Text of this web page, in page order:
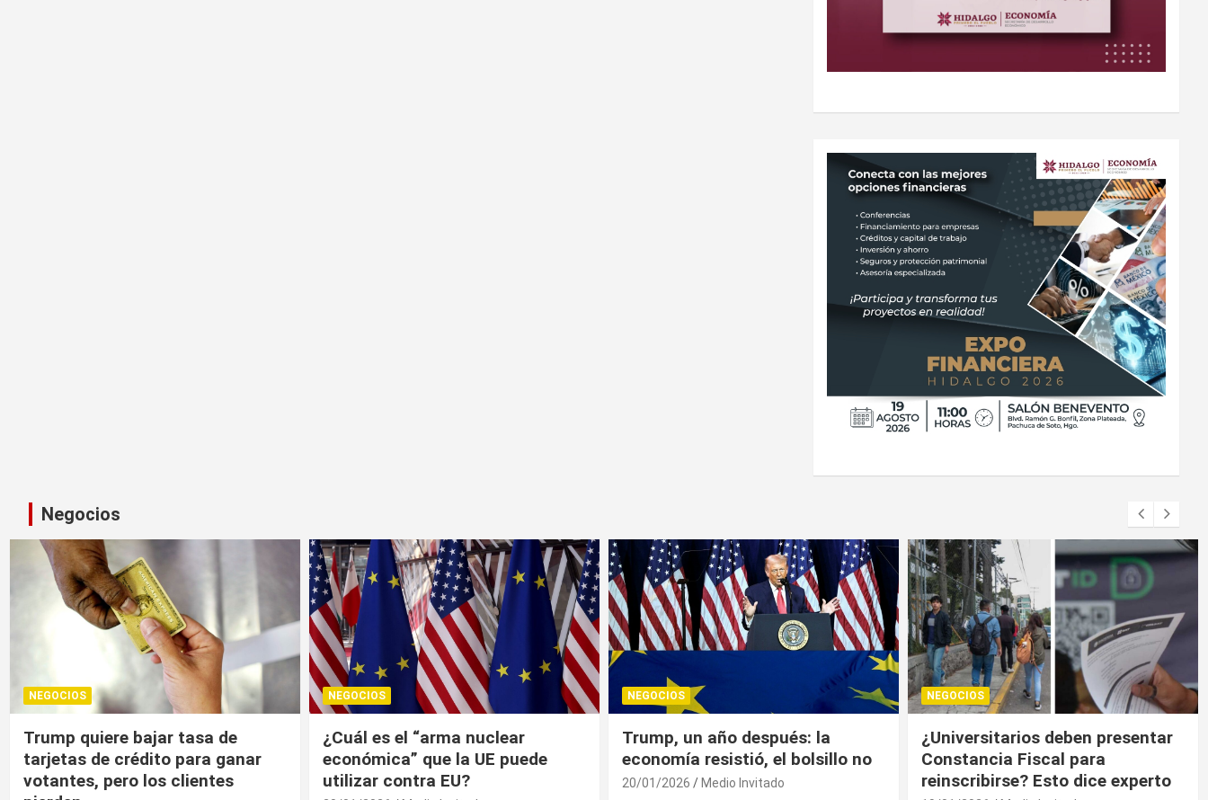
Negocios
NEGOCIOS
¿Cuál es el “arma nuclear
económica” que la UE puede
utilizar contra EU?
NEGOCIOS
Trump, un año después: la
economía resistió, el bolsillo no
20/01/2026 Medio Invitado
NEGOCIOS
¿Universitarios deben presentar
Constancia Fiscal para
reinscribirse? Esto dice experto
NEGOCIOS
Trump contiene el déficit
comercial de bienes, pero sin
descenso